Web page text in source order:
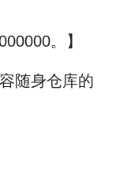
。】
随身仓库的